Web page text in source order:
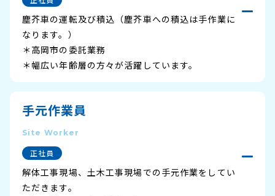
塵芥車の運転及び積込（塵芥車への積込は手作業に
なります。）
＊高岡市の委託業務
＊幅広い年齢層の方々が活躍しています。
手元作業員
Site Worker
正社員
解体工事現場、土木工事現場での手元作業をしてい
ただきます。